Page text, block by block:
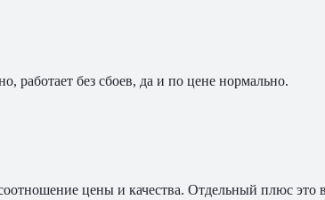
работает без сбоев, да и по цене нормально.
цены и качества. Отдельный плюс это